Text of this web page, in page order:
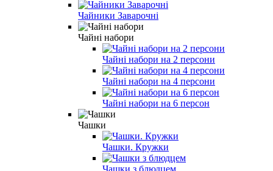
Чайники Заварочні
Чайні набори
Чайні набори на 2 персони
Чайні набори на 4 персони
Чайні набори на 6 персон
Чашки
Чашки. Кружки
Чашки з блюдцем